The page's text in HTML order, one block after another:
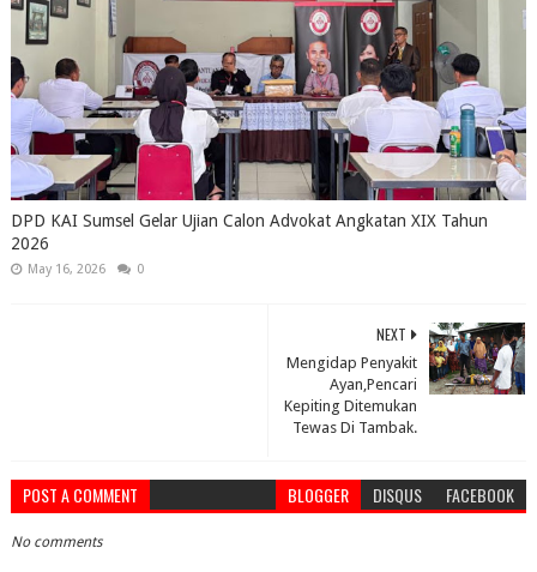
DPD KAI Sumsel Gelar Ujian Calon Advokat Angkatan XIX Tahun
2026
May 16, 2026 0
NEXT
Mengidap Penyakit
Ayan,Pencari
Kepiting Ditemukan
Tewas Di Tambak.
POST A COMMENT BLOGGER DISQUS FACEBOOK
No comments